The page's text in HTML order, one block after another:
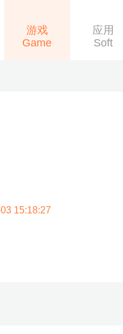
游戏
Game
应用
Soft
15:18:27